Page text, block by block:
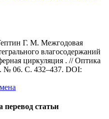
Г. М. Межгодовая
влагосодержаний
циркуляция . // Оптика
№ 06. С. 432–437. DOI:
статьи